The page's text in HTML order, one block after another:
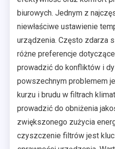
biurowych. Jednym z
niewłaściwe ustawienie
urządzenia. Często zdarza
różne preferencje
prowadzić do konfliktów i
powszechnym problemem
kurzu i brudu w filtrach
prowadzić do obniżenia
zwiększonego zużycia
czyszczenie filtrów jest